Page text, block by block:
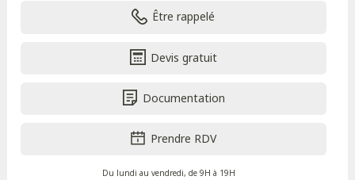
Être rappelé
Devis gratuit
Documentation
Prendre RDV
Du lundi au vendredi, de 9H à 19H